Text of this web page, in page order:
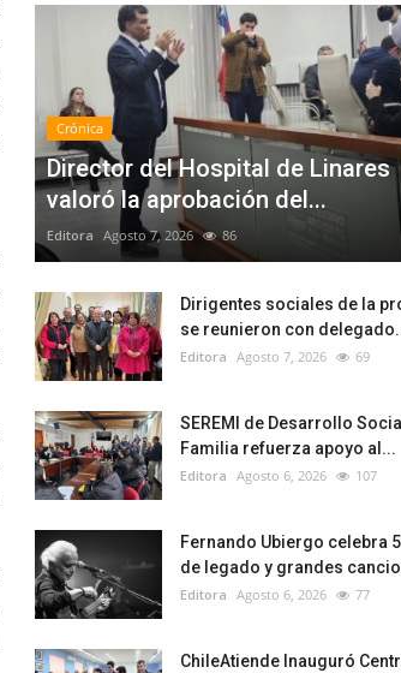
Crónica
Director del Hospital de Linares
valoró la aprobación del...
Editora Agosto 7, 2026 86
Dirigentes sociales de la
se reunieron con
Editora Agosto 7, 2026 69
SEREMI de Desarrollo
Familia refuerza apoyo al...
Editora Agosto 6, 2026 107
Fernando Ubiergo celebra
de legado y grandes
Editora Agosto 6, 2026 77
ChileAtiende Inauguró